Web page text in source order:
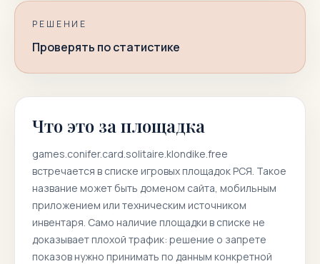
РЕШЕНИЕ
Проверять по статистике
Что это за площадка
games.conifer.card.solitaire.klondike.free
встречается в списке игровых площадок РСЯ. Такое
название может быть доменом сайта, мобильным
приложением или техническим источником
инвентаря. Само наличие площадки в списке не
доказывает плохой трафик: решение о запрете
показов нужно принимать по данным конкретной